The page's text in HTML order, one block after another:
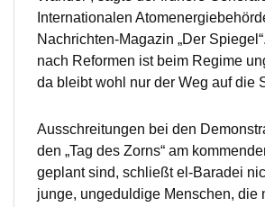
Internationalen
Nachrichten-Magazin „Der
nach Reformen ist beim Regime
da bleibt wohl nur der Weg auf die
Ausschreitungen bei den
den „Tag des Zorns“ am
geplant sind, schließt el-Baradei
junge, ungeduldige Menschen, die